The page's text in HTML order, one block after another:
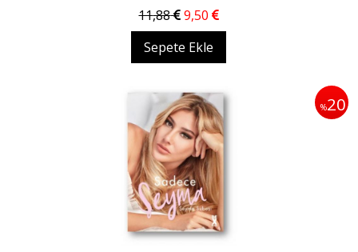
11,88 9,50
Sepete Ekle
%20